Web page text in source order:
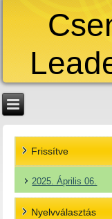
Frissítve
2025. Április 06.
Nyelvválasztás